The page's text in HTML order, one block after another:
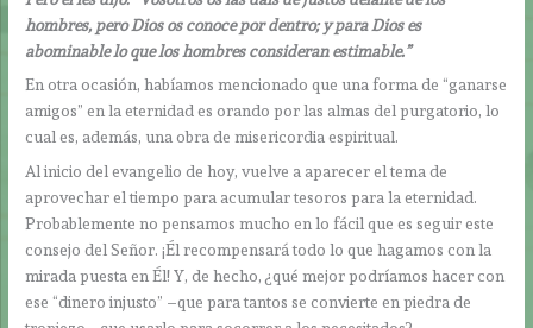
hombres, pero Dios os conoce por dentro; y para Dios es
abominable lo que los hombres consideran estimable.”
En otra ocasión, habíamos mencionado que una forma de “ganarse
amigos” en la eternidad es orando por las almas del purgatorio, lo
cual es, además, una obra de misericordia espiritual.
Al inicio del evangelio de hoy, vuelve a aparecer el tema de
aprovechar el tiempo para acumular tesoros para la eternidad.
Probablemente no pensamos mucho en lo fácil que es seguir este
consejo del Señor. ¡Él recompensará todo lo que hagamos con la
mirada puesta en Él! Y, de hecho, ¿qué mejor podríamos hacer con
ese “dinero injusto” –que para tantos se convierte en piedra de